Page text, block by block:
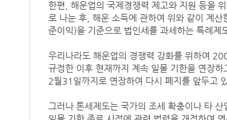
한편, 해운업의 국제경쟁력 제고와 지원 등을
로 나눈 후, 해운 소득에 관하여 위와 같이 계
준이익)을 기준으로 법인세를 과세하는 특례
우리나라도 해운업의 경쟁력 강화를 위하여
규정한 이후 현재까지 계속 일몰 기한을 연장
2월31일까지로 연장하여 다시 폐지를 앞두고
그러나 톤세제도는 국가의 조세 확충이나 타